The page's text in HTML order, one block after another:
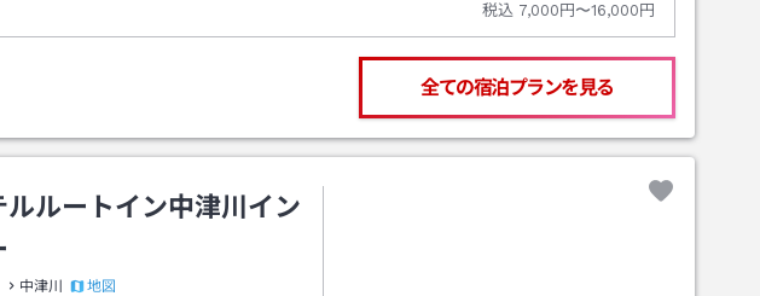
税込 7,000円〜16,000円
全ての宿泊プランを見る
ルルートイン中津川イン
中津川
地図